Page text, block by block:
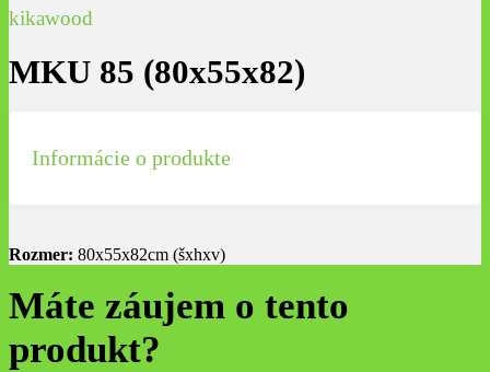
kikawood
MKU 85 (80x55x82)
Informácie o produkte
Rozmer: 80x55x82cm (šxhxv)
Máte záujem o tento
produkt?